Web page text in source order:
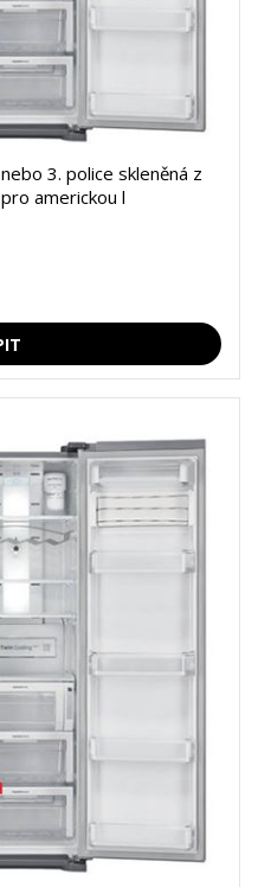
3. police skleněná z
americkou l